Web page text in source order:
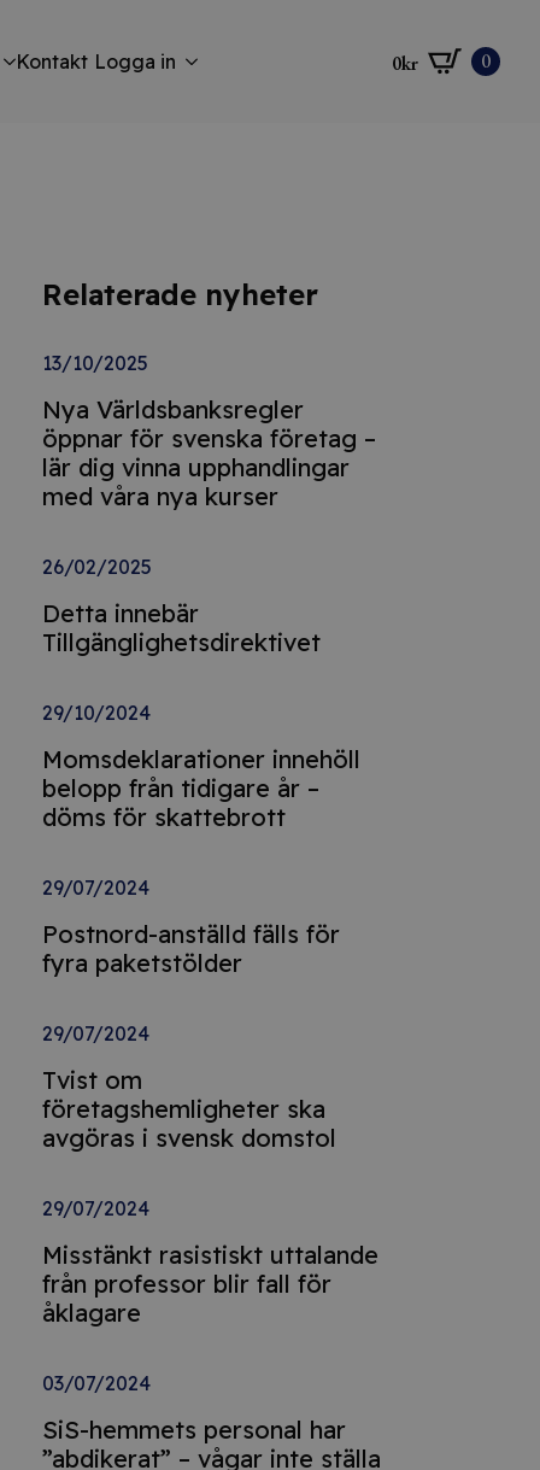
Kontakt Logga in 0kr 0
Relaterade nyheter
13/10/2025
Nya Världsbanksregler
öppnar för svenska företag –
lär dig vinna upphandlingar
med våra nya kurser
26/02/2025
Detta innebär
Tillgänglighetsdirektivet
29/10/2024
Momsdeklarationer innehöll
belopp från tidigare år –
döms för skattebrott
29/07/2024
Postnord-anställd fälls för
fyra paketstölder
29/07/2024
Tvist om
företagshemligheter ska
avgöras i svensk domstol
29/07/2024
Misstänkt rasistiskt uttalande
från professor blir fall för
åklagare
03/07/2024
SiS-hemmets personal har
”abdikerat” – vågar inte ställa